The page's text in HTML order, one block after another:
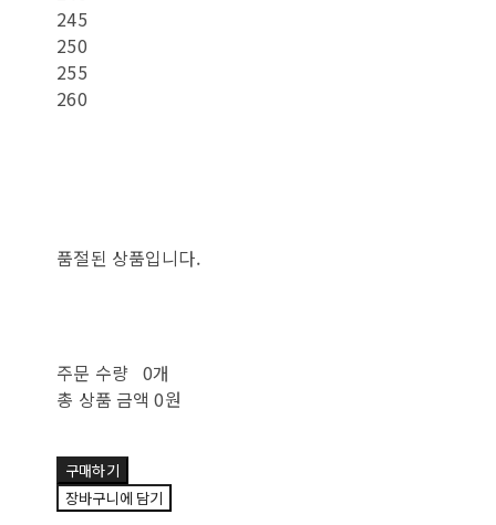
245
250
255
260
품절된 상품입니다.
주문 수량 0개
총 상품 금액 0원
구매하기
장바구니에 담기